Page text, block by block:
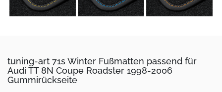
tuning-art 71s Winter Fußmatten passend für
Audi TT 8N Coupe Roadster 1998-2006
Gummirückseite